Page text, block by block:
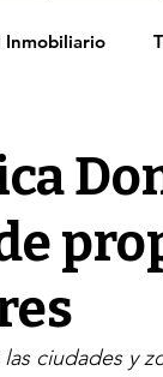
Inmobiliario
ciudades y